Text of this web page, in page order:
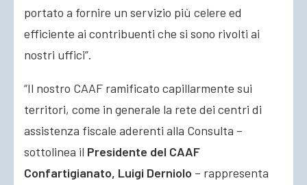
portato a fornire un servizio più celere ed
efficiente ai contribuenti che si sono rivolti ai
nostri uffici”.
“Il nostro CAAF ramificato capillarmente sui
territori, come in generale la rete dei centri di
assistenza fiscale aderenti alla Consulta –
sottolinea il Presidente del CAAF
Confartigianato, Luigi Derniolo – rappresenta